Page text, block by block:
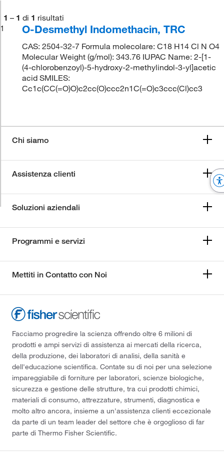
1 – 1 di 1 risultati
1
O-Desmethyl Indomethacin, TRC
CAS: 2504-32-7 Formula molecolare: C18 H14 Cl N O4
Molecular Weight (g/mol): 343.76 IUPAC Name: 2-[1-
(4-chlorobenzoyl)-5-hydroxy-2-methylindol-3-yl]acetic
acid SMILES:
Cc1c(CC(=O)O)c2cc(O)ccc2n1C(=O)c3ccc(Cl)cc3
Chi siamo
Assistenza clienti
Soluzioni aziendali
Programmi e servizi
Mettiti in Contatto con Noi
Facciamo progredire la scienza offrendo oltre 6 milioni di
prodotti e ampi servizi di assistenza ai mercati della ricerca,
della produzione, dei laboratori di analisi, della sanità e
dell'educazione scientifica. Contate su di noi per una selezione
impareggiabile di forniture per laboratori, scienze biologiche,
sicurezza e gestione delle strutture, tra cui prodotti chimici,
materiali di consumo, attrezzature, strumenti, diagnostica e
molto altro ancora, insieme a un'assistenza clienti eccezionale
da parte di un team leader del settore che è orgoglioso di far
parte di Thermo Fisher Scientific.